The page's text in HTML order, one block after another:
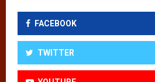
FACEBOOK
TWITTER